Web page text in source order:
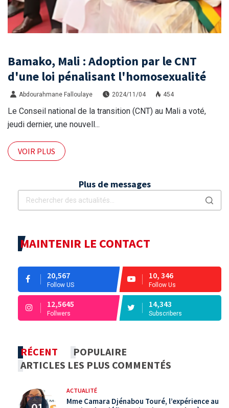
Bamako, Mali : Adoption par le CNT
d'une loi pénalisant l'homosexualité
Abdourahmane Falloulaye 2024/11/04 454
Le Conseil national de la transition (CNT) au Mali a voté,
jeudi dernier, une nouvell...
VOIR PLUS
Plus de messages
MAINTENIR LE CONTACT
20,567
Follow US
10, 346
Follow Us
12,5645
Follwers
14,343
Subscribers
RÉCENT
POPULAIRE
ARTICLES LES PLUS COMMENTÉS
ACTUALITÉ
Mme Camara Djénabou Touré, l’expérience au